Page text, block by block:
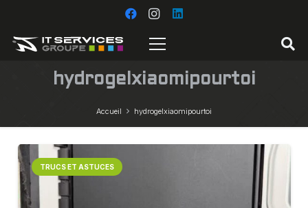
hydrogelxiaomipourtoi
Accueil hydrogelxiaomipourtoi
TRUCS ET ASTUCES